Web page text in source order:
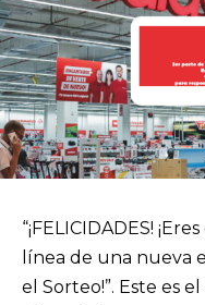
“¡FELICIDADES!
línea de una nueva
el Sorteo!”. Este es